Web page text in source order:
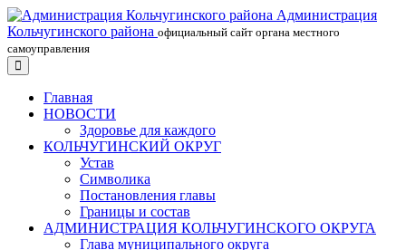
Администрация
Кольчугинского района официальный сайт органа местного
самоуправления
Главная
НОВОСТИ
Здоровье для каждого
КОЛЬЧУГИНСКИЙ ОКРУГ
Устав
Символика
Постановления главы
Границы и состав
АДМИНИСТРАЦИЯ КОЛЬЧУГИНСКОГО ОКРУГА
Глава муниципального округа